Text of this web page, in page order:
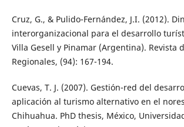
Cruz, G., & Pulido-Fernández, J.I. (2012).
interorganizacional para el desarrollo
Villa Gesell y Pinamar (Argentina). Revista
Regionales, (94): 167-194.
Cuevas, T. J. (2007). Gestión-red del
aplicación al turismo alternativo en el
Chihuahua. PhD thesis, México,